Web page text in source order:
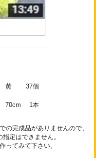
黄 37個
70cm 1本
の完成品がありませんので、
定はできません。
ってみて下さい。